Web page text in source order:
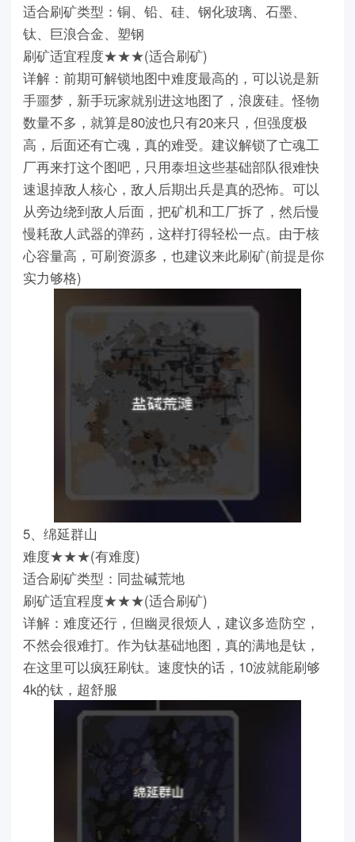
适合刷矿类型：铜、铅、硅、钢化玻璃、石墨、
钛、巨浪合金、塑钢
刷矿适宜程度★★★(适合刷矿)
详解：前期可解锁地图中难度最高的，可以说是新
手噩梦，新手玩家就别进这地图了，浪废硅。怪物
数量不多，就算是80波也只有20来只，但强度极
高，后面还有亡魂，真的难受。建议解锁了亡魂工
厂再来打这个图吧，只用泰坦这些基础部队很难快
速退掉敌人核心，敌人后期出兵是真的恐怖。可以
从旁边绕到敌人后面，把矿机和工厂拆了，然后慢
慢耗敌人武器的弹药，这样打得轻松一点。由于核
心容量高，可刷资源多，也建议来此刷矿(前提是你
实力够格)
5、绵延群山
难度★★★(有难度)
适合刷矿类型：同盐碱荒地
刷矿适宜程度★★★(适合刷矿)
详解：难度还行，但幽灵很烦人，建议多造防空，
不然会很难打。作为钛基础地图，真的满地是钛，
在这里可以疯狂刷钛。速度快的话，10波就能刷够
4k的钛，超舒服